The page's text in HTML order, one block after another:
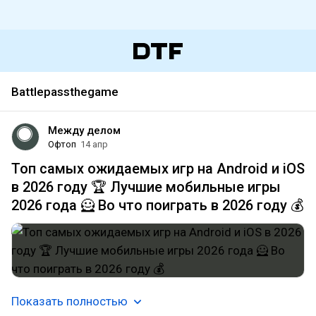
Battlepassthegame
Между делом
Офтоп 14 апр
Топ самых ожидаемых игр на Android и iOS
в 2026 году 🏆 Лучшие мобильные игры
2026 года 🦸 Во что поиграть в 2026 году 💰
Показать полностью